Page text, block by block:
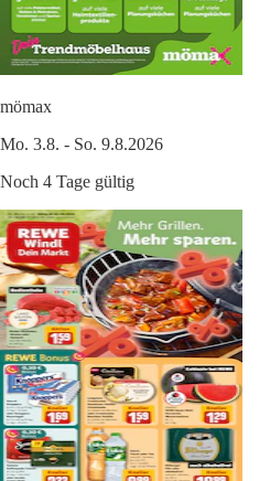
mömax
Mo. 3.8. - So. 9.8.2026
Noch 4 Tage gültig